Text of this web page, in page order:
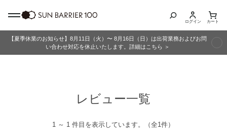
商品カテゴリ
ログイン カート
【夏季休業のお知らせ】8月11日（火）〜 8月16日（日）は出荷業務およびお問
い合わせ対応を休止いたします。詳細はこちら ＞
レビュー一覧
1 ～ 1 件目を表示しています。（全1件）